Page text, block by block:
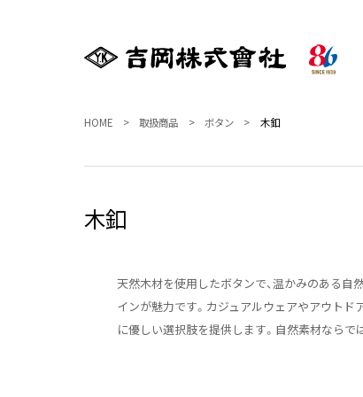
HOME 取扱商品 ボタン 木釦
木釦
天然木材を使用したボタンで、温かみのある自
インが魅力です。カジュアルウェアやアウトド
に優しい選択肢を提供します。自然素材ならで